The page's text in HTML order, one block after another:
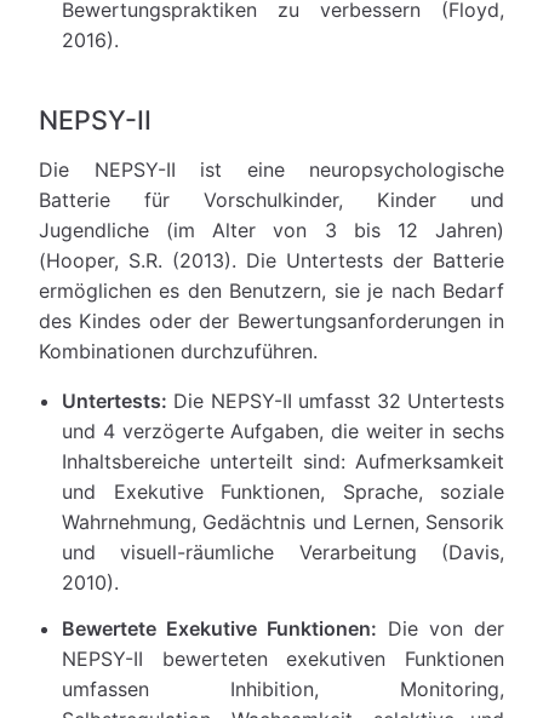
Bewertungspraktiken zu verbessern (Floyd,
2016).
NEPSY-II
Die NEPSY-II ist eine neuropsychologische
Batterie für Vorschulkinder, Kinder und
Jugendliche (im Alter von 3 bis 12 Jahren)
(Hooper, S.R. (2013). Die Untertests der Batterie
ermöglichen es den Benutzern, sie je nach Bedarf
des Kindes oder der Bewertungsanforderungen in
Kombinationen durchzuführen.
Untertests: Die NEPSY-II umfasst 32 Untertests
und 4 verzögerte Aufgaben, die weiter in sechs
Inhaltsbereiche unterteilt sind: Aufmerksamkeit
und Exekutive Funktionen, Sprache, soziale
Wahrnehmung, Gedächtnis und Lernen, Sensorik
und visuell-räumliche Verarbeitung (Davis,
2010).
Bewertete Exekutive Funktionen: Die von der
NEPSY-II bewerteten exekutiven Funktionen
umfassen Inhibition, Monitoring,